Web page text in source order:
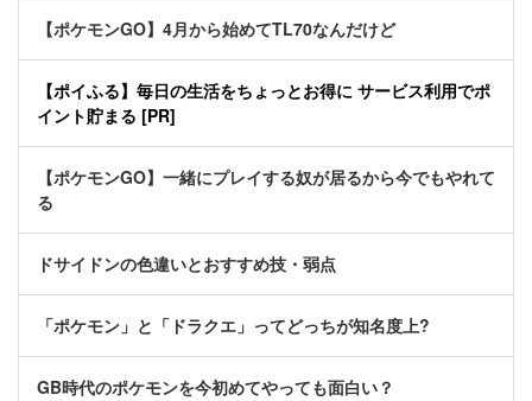
【ポケモンGO】4月から始めてTL70なんだけど
【ポイふる】毎日の生活をちょっとお得に サービス利用でポ
イント貯まる [PR]
【ポケモンGO】一緒にプレイする奴が居るから今でもやれて
る
ドサイドンの色違いとおすすめ技・弱点
「ポケモン」と「ドラクエ」ってどっちが知名度上?
GB時代のポケモンを今初めてやっても面白い？